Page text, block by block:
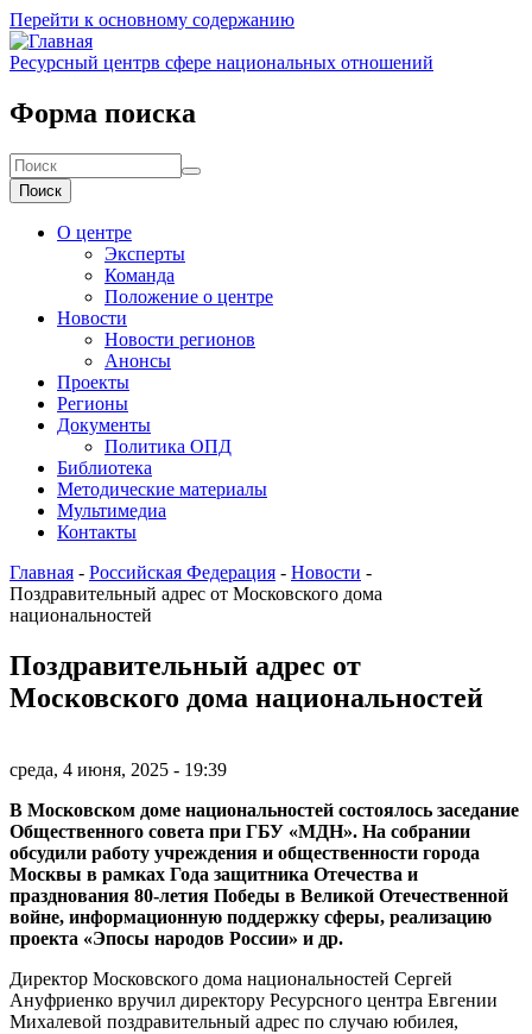
Перейти к основному содержанию
Ресурсный центрв сфере национальных отношений
Форма поиска
Поиск
О центре
Эксперты
Команда
Положение о центре
Новости
Новости регионов
Анонсы
Проекты
Регионы
Документы
Политика ОПД
Библиотека
Методические материалы
Мультимедиа
Контакты
Главная - Российская Федерация - Новости -
Поздравительный адрес от Московского дома
национальностей
Поздравительный адрес от
Московского дома национальностей
среда, 4 июня, 2025 - 19:39
В Московском доме национальностей состоялось заседание
Общественного совета при ГБУ «МДН». На собрании
обсудили работу учреждения и общественности города
Москвы в рамках Года защитника Отечества и
празднования 80-летия Победы в Великой Отечественной
войне, информационную поддержку сферы, реализацию
проекта «Эпосы народов России» и др.
Директор Московского дома национальностей Сергей
Ануфриенко вручил директору Ресурсного центра Евгении
Михалевой поздравительный адрес по случаю юбилея,